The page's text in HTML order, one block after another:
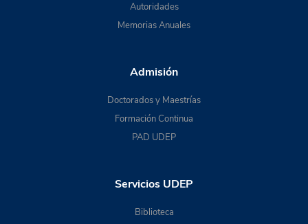
Autoridades
Memorias Anuales
Admisión
Doctorados y Maestrías
Formación Continua
PAD UDEP
Servicios UDEP
Biblioteca